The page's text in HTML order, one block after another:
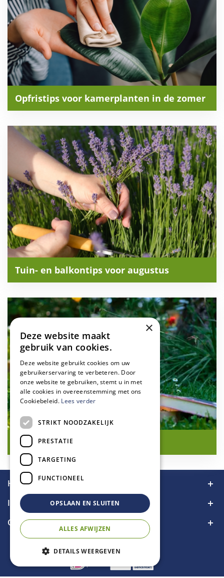
Opfristips voor kamerplanten in de zomer
Tuin- en balkontips voor augustus
(IJs)thee uit eigen tuin
Handige links
Informatie
Contact
×
Deze website maakt
gebruik van cookies.
Deze website gebruikt cookies om uw
gebruikerservaring te verbeteren. Door
onze website te gebruiken, stemt u in met
alle cookies in overeenstemming met ons
Cookiebeleid. Lees verder
STRIKT NOODZAKELIJK
PRESTATIE
TARGETING
FUNCTIONEEL
OPSLAAN EN SLUITEN
ALLES AFWIJZEN
DETAILS WEERGEVEN